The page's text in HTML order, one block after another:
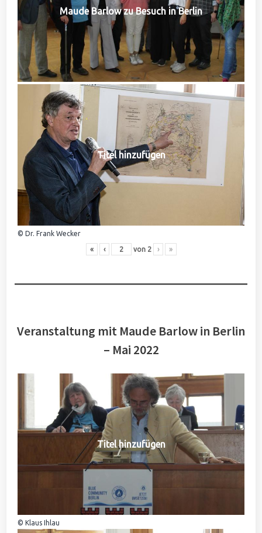
Maude Barlow zu Besuch in Berlin
Titel hinzufügen
© Dr. Frank Wecker
« ‹ von 2 › »
Veranstaltung mit Maude Barlow in Berlin
– Mai 2022
Titel hinzufügen
© Klaus Ihlau